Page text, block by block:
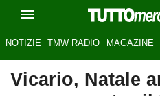
NOTIZIE TMW RADIO MAGAZINE
Vicario, Natale